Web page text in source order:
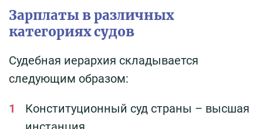
Зарплаты в различных
категориях судов
Судебная иерархия складывается
следующим образом:
Конституционный суд страны – высшая